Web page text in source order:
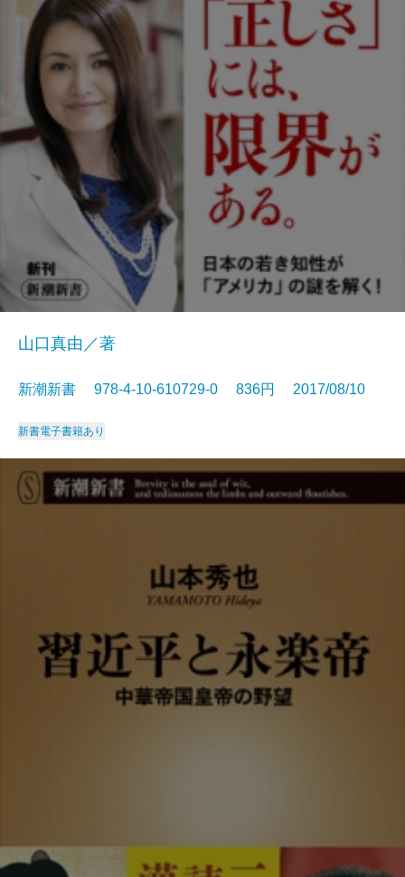
山口真由／著
新潮新書 978-4-10-610729-0 836円 2017/08/10
新書電子書籍あり